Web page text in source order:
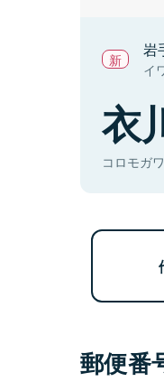
岩
イ
衣
コロモガ
郵便番